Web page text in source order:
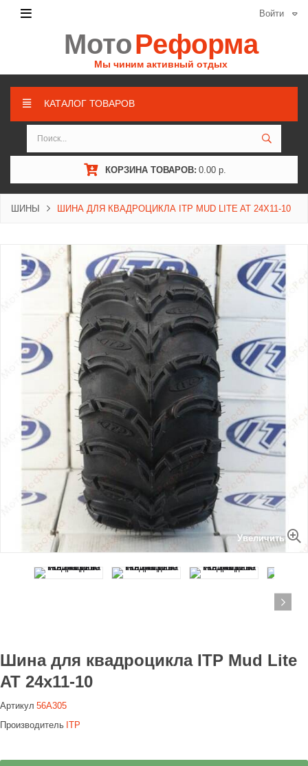
Войти
МотоРеформа
Мы чиним активный отдых
КАТАЛОГ ТОВАРОВ
КОРЗИНА ТОВАРОВ: 0.00 р.
ШИНЫ ШИНА ДЛЯ КВАДРОЦИКЛА ITP MUD LITE AT 24X11-10
Увеличить
Шина для квадроцикла ITP Mud Lite
AT 24x11-10
Артикул 56A305
Производитель ITP